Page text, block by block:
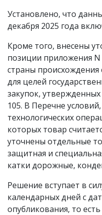
Установлено, что
декабря 2025 года
Кроме того, внесены
позиции приложения
страны
для целей
закупок,
105. В Перечне
технологических
которых товар
уточнены отдельные
защитная и
катки дорожные,
Решение вступает в
календарных дней с
опубликования, то